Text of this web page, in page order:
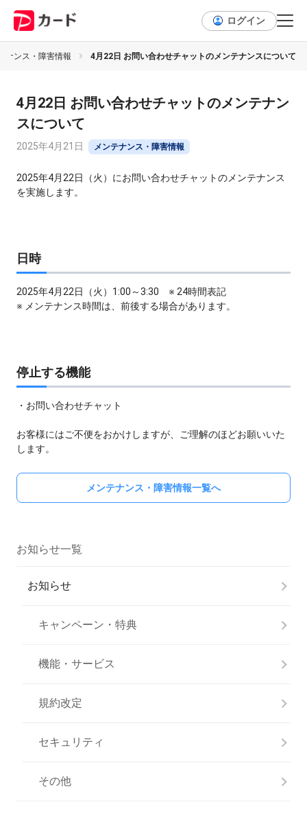
ログイン
ナンス・障害情報 4月22日 お問い合わせチャットのメンテナンスについて
4月22日 お問い合わせチャットのメンテナン
スについて
2025年4月21日 メンテナンス・障害情報
2025年4月22日（火）にお問い合わせチャットのメンテナンス
を実施します。
日時
2025年4月22日（火）1:00～3:30 ※ 24時間表記
※ メンテナンス時間は、前後する場合があります。
停止する機能
・お問い合わせチャット
お客様にはご不便をおかけしますが、ご理解のほどお願いいた
します。
メンテナンス・障害情報一覧へ
お知らせ一覧
お知らせ
キャンペーン・特典
機能・サービス
規約改定
セキュリティ
その他